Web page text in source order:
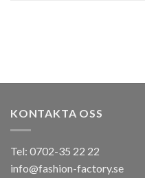
KONTAKTA OSS
Tel: 0702-35 22 22
info@fashion-factory.se